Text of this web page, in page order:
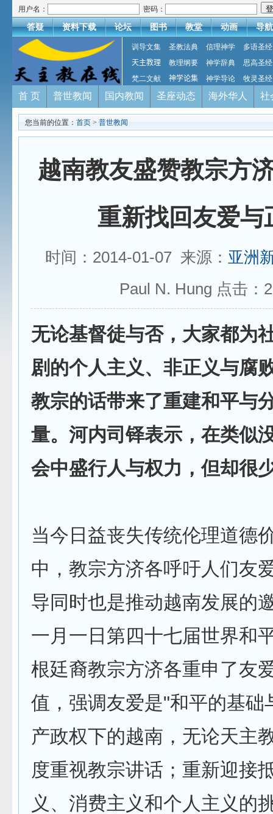
用户名： 密码：
答疑 资料下载 论坛 图书 教堂 动画 导航
训导文集 圣教法典 信理神学
多语圣经
天主教理
教理纲要 神学辞典
思高圣经
梵二文献
神学论集 神学导论 牧灵圣经
首 页 普世教闻 国内教闻 圣座动态 海外华人 社
您当前的位置： 首页 > 普世教闻
越南教友盛赞教宗方
重新找回友爱与
时间：2014-01-07 来源： 亚洲
Paul N. Hung 点击：
无论基督徒与否，大家都为
剧的个人主义、非正义与腐
教宗的话带来了重建和平与
量。河内司铎表示，在类似
会中盛行人与权力，但却很
当今日益丧失传统伦理道德
中，教宗方济各呼吁人们友
导同时也是推动越南发展的
一月一日第四十七届世界和
根廷裔教宗方济各重申了友
值，强调友爱是"和平的基础
产政权下的越南，无论天主
度重视教宗讲话；重新迎接
义、消费主义和个人主义的